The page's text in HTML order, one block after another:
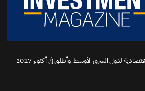
لدول الشرق الأوسط وأطلق في أكتوبر 2017‬